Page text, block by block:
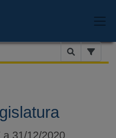
a 31/12/2020